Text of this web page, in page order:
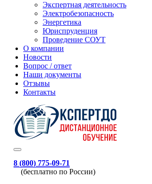
Экспертная деятельность
Электробезопасность
Энергетика
Юриспруденция
Проведение СОУТ
О компании
Новости
Вопрос / ответ
Наши документы
Отзывы
Контакты
8 (800) 775-09-71
(бесплатно по России)